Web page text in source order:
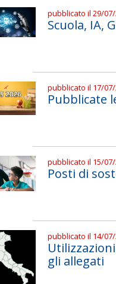
pubblicato il 29/
Scuola, IA,
pubblicato il 17/
Pubblicate
pubblicato il 15/
Posti di
pubblicato il 14/
gli allegati